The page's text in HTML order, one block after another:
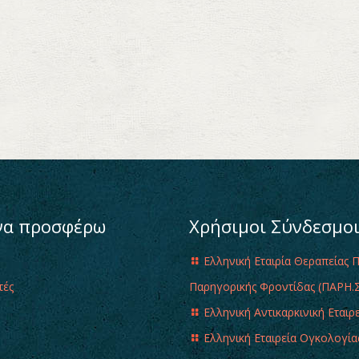
προσφέρω Χρήσιμοι Σύνδεσμοι
Ελληνική Εταιρία Θεραπείας
Παρηγορικής Φροντίδας
Ελληνική Αντικαρκινική
Ελληνική Εταιρεία